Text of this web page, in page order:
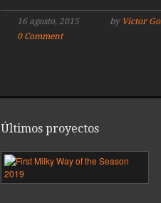
16 agosto, 2015 by Víctor
0 Comment
Últimos proyectos